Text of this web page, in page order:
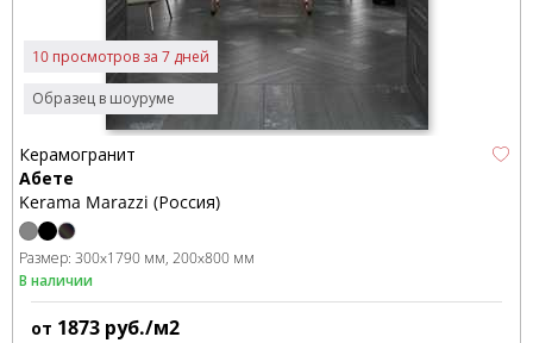
Образец в шоуруме
10 просмотров за 7 дней
Керамогранит
Абете
Kerama Marazzi (Россия)
Размер: 300x1790 мм 200x800 мм
В наличии
от 1873 руб./м2